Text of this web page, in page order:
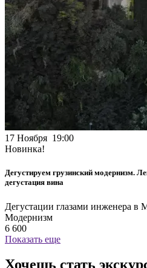
17 Ноября 19:00
Новинка!
Дегустируем грузинский модернизм.
дегустация вина
Дегустации глазами инженера в
Модернизм
6 600
Показать еще
Хочешь стать